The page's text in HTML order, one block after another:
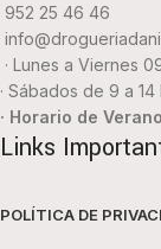
952 25 46 46
· Lunes a Viernes
· Sábados de 9 a 14
· Horario de
Links
POLÍTICA DE